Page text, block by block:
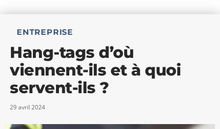
ENTREPRISE
Hang-tags d’où
viennent-ils et à quoi
servent-ils ?
29 avril 2024